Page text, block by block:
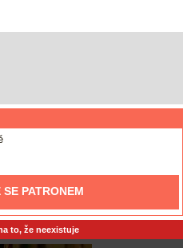
SE PATRONEM
to, že neexistuje